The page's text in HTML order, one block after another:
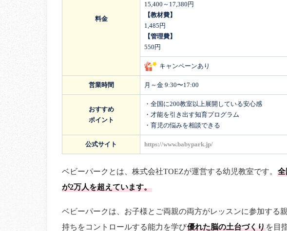
料金
15,400～17,380円
【教材費】
1,485円
【管理費】
550円
キャンペーンあり
営業時間 月～金 9:30〜17:00
おすすめ
ポイント
・全国に200教室以上展開している安心感
・才能を引き出す知育プログラム
・育児の悩みを相談できる
公式サイト https://www.babypark.jp/
ベビーパークとは、株式会社TOEZが運営する幼児教室です。 全
が2万人を超えています。
ベビーパークは、お子様とご両親の両方がレッスンに参加する
持ちをコントロールする能力を学び優れた脳の土台づくりを目